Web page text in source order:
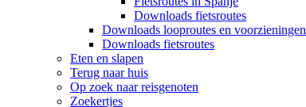
Downloads fietsroutes
Downloads looproutes en voorzieningen
Downloads fietsroutes
Eten en slapen
Terug naar huis
Op zoek naar reisgenoten
Zoekertjes